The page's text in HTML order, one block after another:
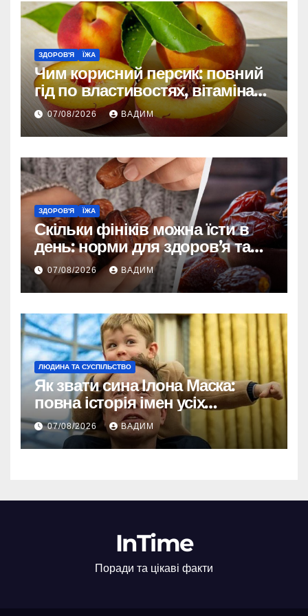
ЗДОРОВ'Я ЇЖА
Чим корисний персик: повний
гід по властивостях, вітамінах і
впливі на організм
07/08/2026 ВАДИМ
ЗДОРОВ'Я ЇЖА
Скільки фініків можна їсти в
день: норми для здоров’я та
енергії
07/08/2026 ВАДИМ
ЛЮДИНА ТА СУСПІЛЬСТВО
Як звати сина Ілона Маска:
повна історія імен усіх
хлопчиків мільярдера
07/08/2026 ВАДИМ
InTime
Поради та цікаві факти